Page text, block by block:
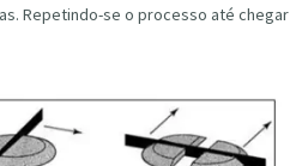
Repetindo-se o processo até chegar